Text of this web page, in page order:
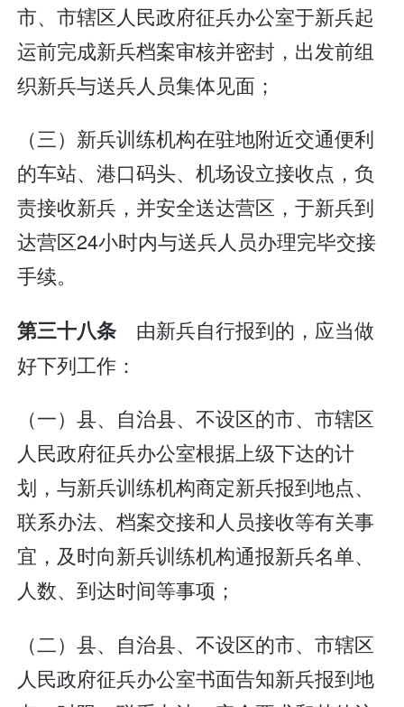
市、市辖区人民政府征兵办公室于新兵起
运前完成新兵档案审核并密封，出发前组
织新兵与送兵人员集体见面；
（三）新兵训练机构在驻地附近交通便利
的车站、港口码头、机场设立接收点，负
责接收新兵，并安全送达营区，于新兵到
达营区24小时内与送兵人员办理完毕交接
手续。
第三十八条 由新兵自行报到的，应当做
好下列工作：
（一）县、自治县、不设区的市、市辖区
人民政府征兵办公室根据上级下达的计
划，与新兵训练机构商定新兵报到地点、
联系办法、档案交接和人员接收等有关事
宜，及时向新兵训练机构通报新兵名单、
人数、到达时间等事项；
（二）县、自治县、不设区的市、市辖区
人民政府征兵办公室书面告知新兵报到地